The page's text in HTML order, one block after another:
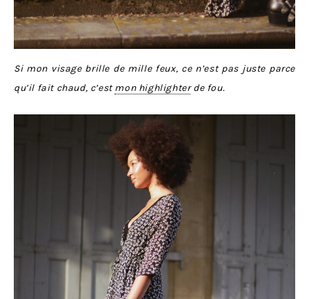
Si mon visage brille de mille feux, ce n’est pas juste parce
qu’il fait chaud, c’estmon highlighterde fou.